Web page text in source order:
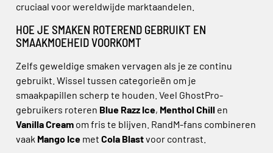
cruciaal voor wereldwijde marktaandelen.
HOE JE SMAKEN ROTEREND GEBRUIKT EN
SMAAKMOEHEID VOORKOMT
Zelfs geweldige smaken vervagen als je ze continu
gebruikt. Wissel tussen categorieën om je
smaakpapillen scherp te houden. Veel GhostPro-
gebruikers roteren Blue Razz Ice, Menthol Chill en
Vanilla Cream om fris te blijven. RandM-fans combineren
vaak Mango Ice met Cola Blastvoor contrast.